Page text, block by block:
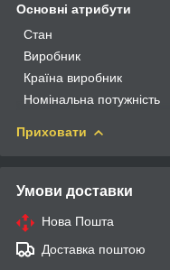
Основні атрибути
Стан
Виробник
Країна виробник
Номінальна потужність
Приховати
Умови доставки
Нова Пошта
Доставка поштою